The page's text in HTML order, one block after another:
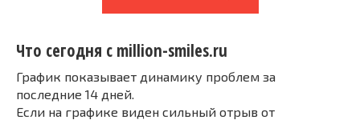
Что сегодня с million-smiles.ru
График показывает динамику проблем за
последние 14 дней.
Если на графике виден сильный отрыв от